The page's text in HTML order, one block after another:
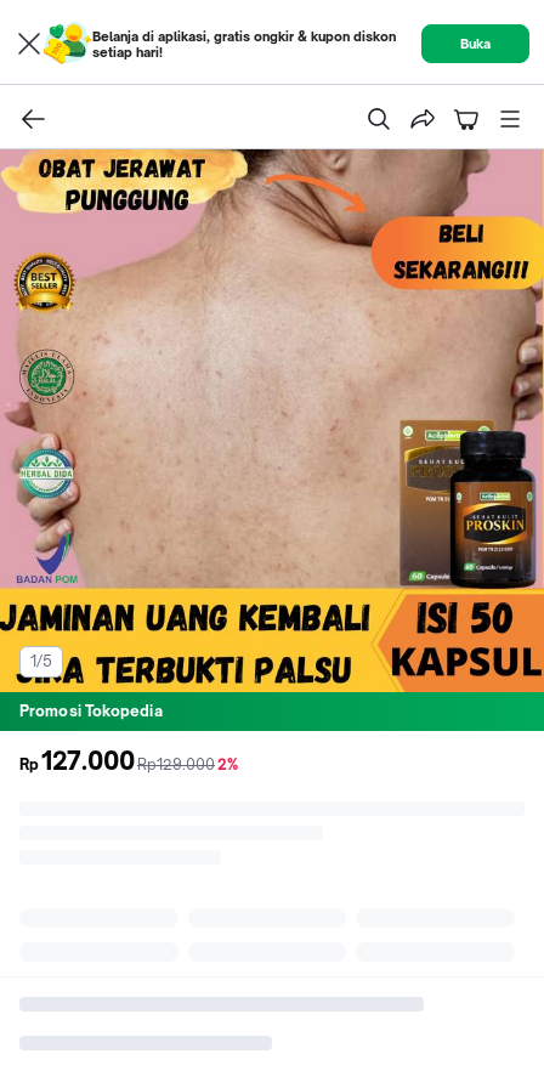
Belanja di aplikasi, gratis ongkir & kupon diskon
setiap hari!
Buka
1/5
Promosi Tokopedia
Rp127.000sebelum
Rp129.000diskon
2%